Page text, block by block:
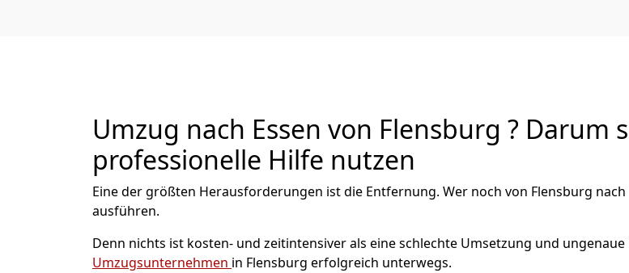
Umzug nach Essen von Flensburg ? Darum
professionelle Hilfe nutzen
Eine der größten Herausforderungen ist die Entfernung. Wer noch von Flensburg
ausführen.
Denn nichts ist kosten- und zeitintensiver als eine schlechte Umsetzung und
Umzugsunternehmen in Flensburg erfolgreich unterwegs.